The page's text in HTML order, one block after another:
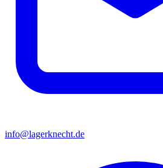
info@lagerknecht.de